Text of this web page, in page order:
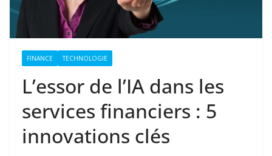
FINANCE TECHNOLOGIE
L’essor de l’IA dans les
services financiers : 5
innovations clés